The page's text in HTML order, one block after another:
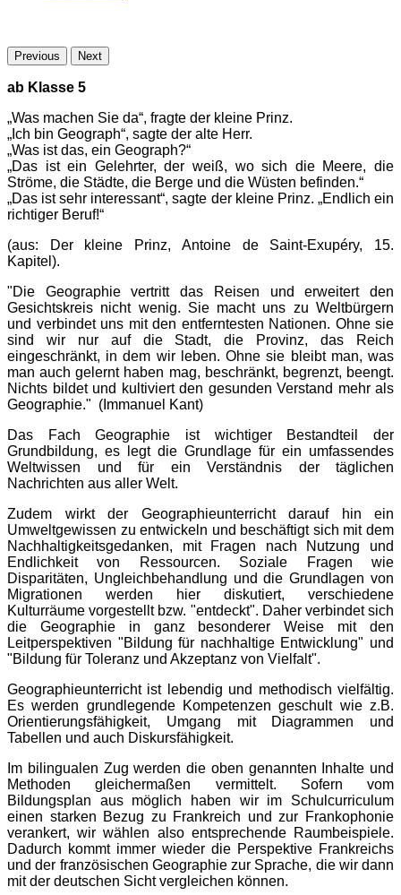
Previous Next
ab Klasse 5
„Was machen Sie da“, fragte der kleine Prinz.
„Ich bin Geograph“, sagte der alte Herr.
„Was ist das, ein Geograph?“
„Das ist ein Gelehrter, der weiß, wo sich die Meere, die
Ströme, die Städte, die Berge und die Wüsten befinden.“
„Das ist sehr interessant“, sagte der kleine Prinz. „Endlich ein
richtiger Beruf!“
(aus: Der kleine Prinz, Antoine de Saint-Exupéry, 15.
Kapitel).
"Die Geographie vertritt das Reisen und erweitert den
Gesichtskreis nicht wenig. Sie macht uns zu Weltbürgern
und verbindet uns mit den entferntesten Nationen. Ohne sie
sind wir nur auf die Stadt, die Provinz, das Reich
eingeschränkt, in dem wir leben. Ohne sie bleibt man, was
man auch gelernt haben mag, beschränkt, begrenzt, beengt.
Nichts bildet und kultiviert den gesunden Verstand mehr als
Geographie." (Immanuel Kant)
Das Fach Geographie ist wichtiger Bestandteil der
Grundbildung, es legt die Grundlage für ein umfassendes
Weltwissen und für ein Verständnis der täglichen
Nachrichten aus aller Welt.
Zudem wirkt der Geographieunterricht darauf hin ein
Umweltgewissen zu entwickeln und beschäftigt sich mit dem
Nachhaltigkeitsgedanken, mit Fragen nach Nutzung und
Endlichkeit von Ressourcen. Soziale Fragen wie
Disparitäten, Ungleichbehandlung und die Grundlagen von
Migrationen werden hier diskutiert, verschiedene
Kulturräume vorgestellt bzw. "entdeckt". Daher verbindet sich
die Geographie in ganz besonderer Weise mit den
Leitperspektiven "Bildung für nachhaltige Entwicklung" und
"Bildung für Toleranz und Akzeptanz von Vielfalt".
Geographieunterricht ist lebendig und methodisch vielfältig.
Es werden grundlegende Kompetenzen geschult wie z.B.
Orientierungsfähigkeit, Umgang mit Diagrammen und
Tabellen und auch Diskursfähigkeit.
Im bilingualen Zug werden die oben genannten Inhalte und
Methoden gleichermaßen vermittelt. Sofern vom
Bildungsplan aus möglich haben wir im Schulcurriculum
einen starken Bezug zu Frankreich und zur Frankophonie
verankert, wir wählen also entsprechende Raumbeispiele.
Dadurch kommt immer wieder die Perspektive Frankreichs
und der französischen Geographie zur Sprache, die wir dann
mit der deutschen Sicht vergleichen können.